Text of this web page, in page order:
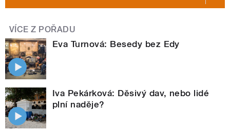
VÍCE Z POŘADU
Eva Turnová: Besedy bez Edy
Iva Pekárková: Děsivý dav, nebo lidé
plní naděje?